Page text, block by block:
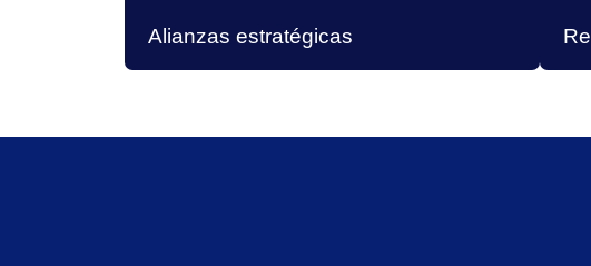
Alianzas estratégicas